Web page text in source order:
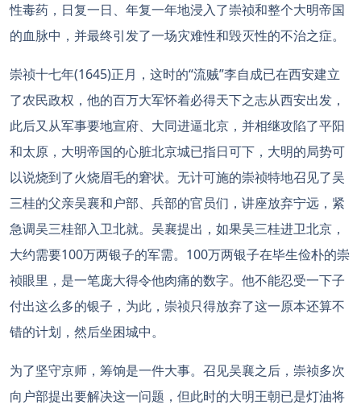
性毒药，日复一日、年复一年地浸入了崇祯和整个大明帝国
的血脉中，并最终引发了一场灾难性和毁灭性的不治之症。
崇祯十七年(1645)正月，这时的“流贼”李自成已在西安建立
了农民政权，他的百万大军怀着必得天下之志从西安出发，
此后又从军事要地宣府、大同进逼北京，并相继攻陷了平阳
和太原，大明帝国的心脏北京城已指日可下，大明的局势可
以说烧到了火烧眉毛的窘状。无计可施的崇祯特地召见了吴
三桂的父亲吴襄和户部、兵部的官员们，讲座放弃宁远，紧
急调吴三桂部入卫北就。吴襄提出，如果吴三桂进卫北京，
大约需要100万两银子的军需。100万两银子在毕生俭朴的崇
祯眼里，是一笔庞大得令他肉痛的数字。他不能忍受一下子
付出这么多的银子，为此，崇祯只得放弃了这一原本还算不
错的计划，然后坐困城中。
为了坚守京师，筹饷是一件大事。召见吴襄之后，崇祯多次
向户部提出要解决这一问题，但此时的大明王朝已是灯油将